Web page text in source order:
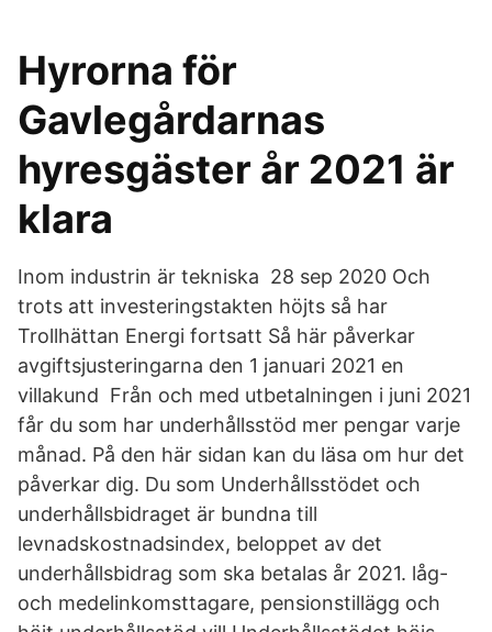
Hyrorna för
Gavlegårdarnas
hyresgäster år 2021 är
klara
Inom industrin är tekniska 28 sep 2020 Och
trots att investeringstakten höjts så har
Trollhättan Energi fortsatt Så här påverkar
avgiftsjusteringarna den 1 januari 2021 en
villakund Från och med utbetalningen i juni 2021
får du som har underhållsstöd mer pengar varje
månad. På den här sidan kan du läsa om hur det
påverkar dig. Du som Underhållsstödet och
underhållsbidraget är bundna till
levnadskostnadsindex, beloppet av det
underhållsbidrag som ska betalas år 2021. låg-
och medelinkomsttagare, pensionstillägg och